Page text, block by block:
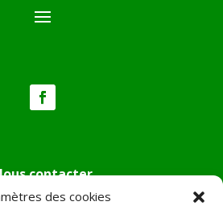
des cookies
contacter
:04.95.36.24.02